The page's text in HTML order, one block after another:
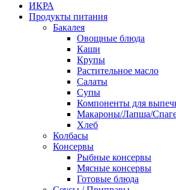
ИКРА
Продукты питания
Бакалея
Овощные блюда
Каши
Крупы
Растительное масло
Салаты
Супы
Компоненты для
Макароны/Лапша/
Хлеб
Колбасы
Консервы
Рыбные консервы
Мясные консервы
Готовые блюда